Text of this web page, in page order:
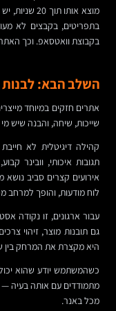
מוצא אותו
בתפריטים, בקבצים לא
בקבוצת וואטסאפ. וכך
השלב הבא:
אתרים חזקים במיוחד
שייכות, שיחה, והבנה שיש
קהילה דיגיטלית לא
תגובות איכותי, וובינר
אירועים קצרים סביב
לוח מודעות, והופך למרחב
עבור ארגונים, זו נקודה
גם תובנות מוצר, זיהוי
היא מקצרת את המרחק בין
כשהמשתמש יודע שהוא
מתמודדים עם אותה בעיה —
מכל באנר.